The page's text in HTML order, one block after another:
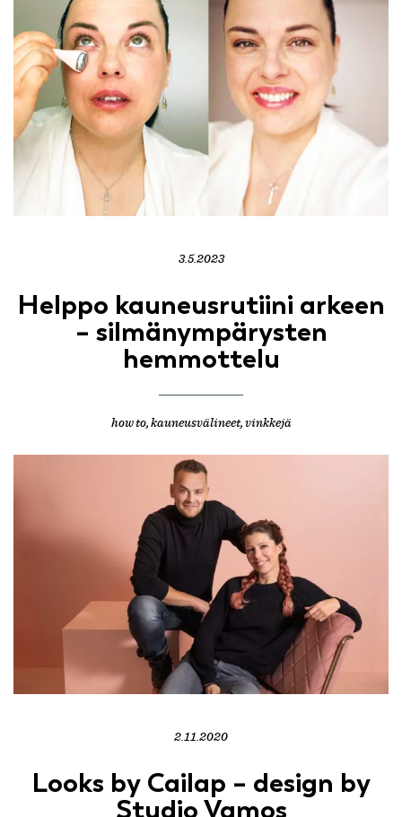
3.5.2023
Helppo kauneusrutiini arkeen
– silmänympärysten
hemmottelu
how to, kauneusvälineet, vinkkejä
2.11.2020
Looks by Cailap – design by
Studio Vamos